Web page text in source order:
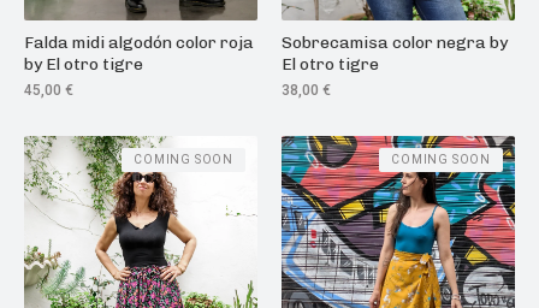
Falda midi algodón color roja
by El otro tigre
45,00 €
Sobrecamisa color negra by
El otro tigre
38,00 €
COMING SOON COMING SOON